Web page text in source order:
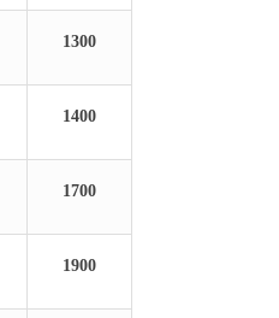
1300
1400
1700
1900